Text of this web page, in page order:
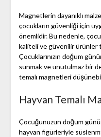
Magnetlerin dayanıklı
çocukların güvenliği için
önemlidir. Bu nedenle,
kaliteli ve güvenilir ürünler
Çocuklarınızın doğum
sunmak ve unutulmaz bir
temalı magnetleri
Hayvan Temalı
Çocuğunuzun doğum
hayvan figürleriyle